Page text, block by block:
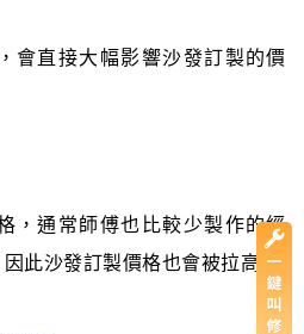
會直接大幅影響沙發訂製的價
，通常師傅也比較少製作的經
此沙發訂製價格也會被拉高。